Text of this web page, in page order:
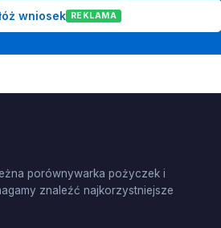
wniosek REKLAMA
porównywarka pożyczek i
znaleźć najkorzystniejsze